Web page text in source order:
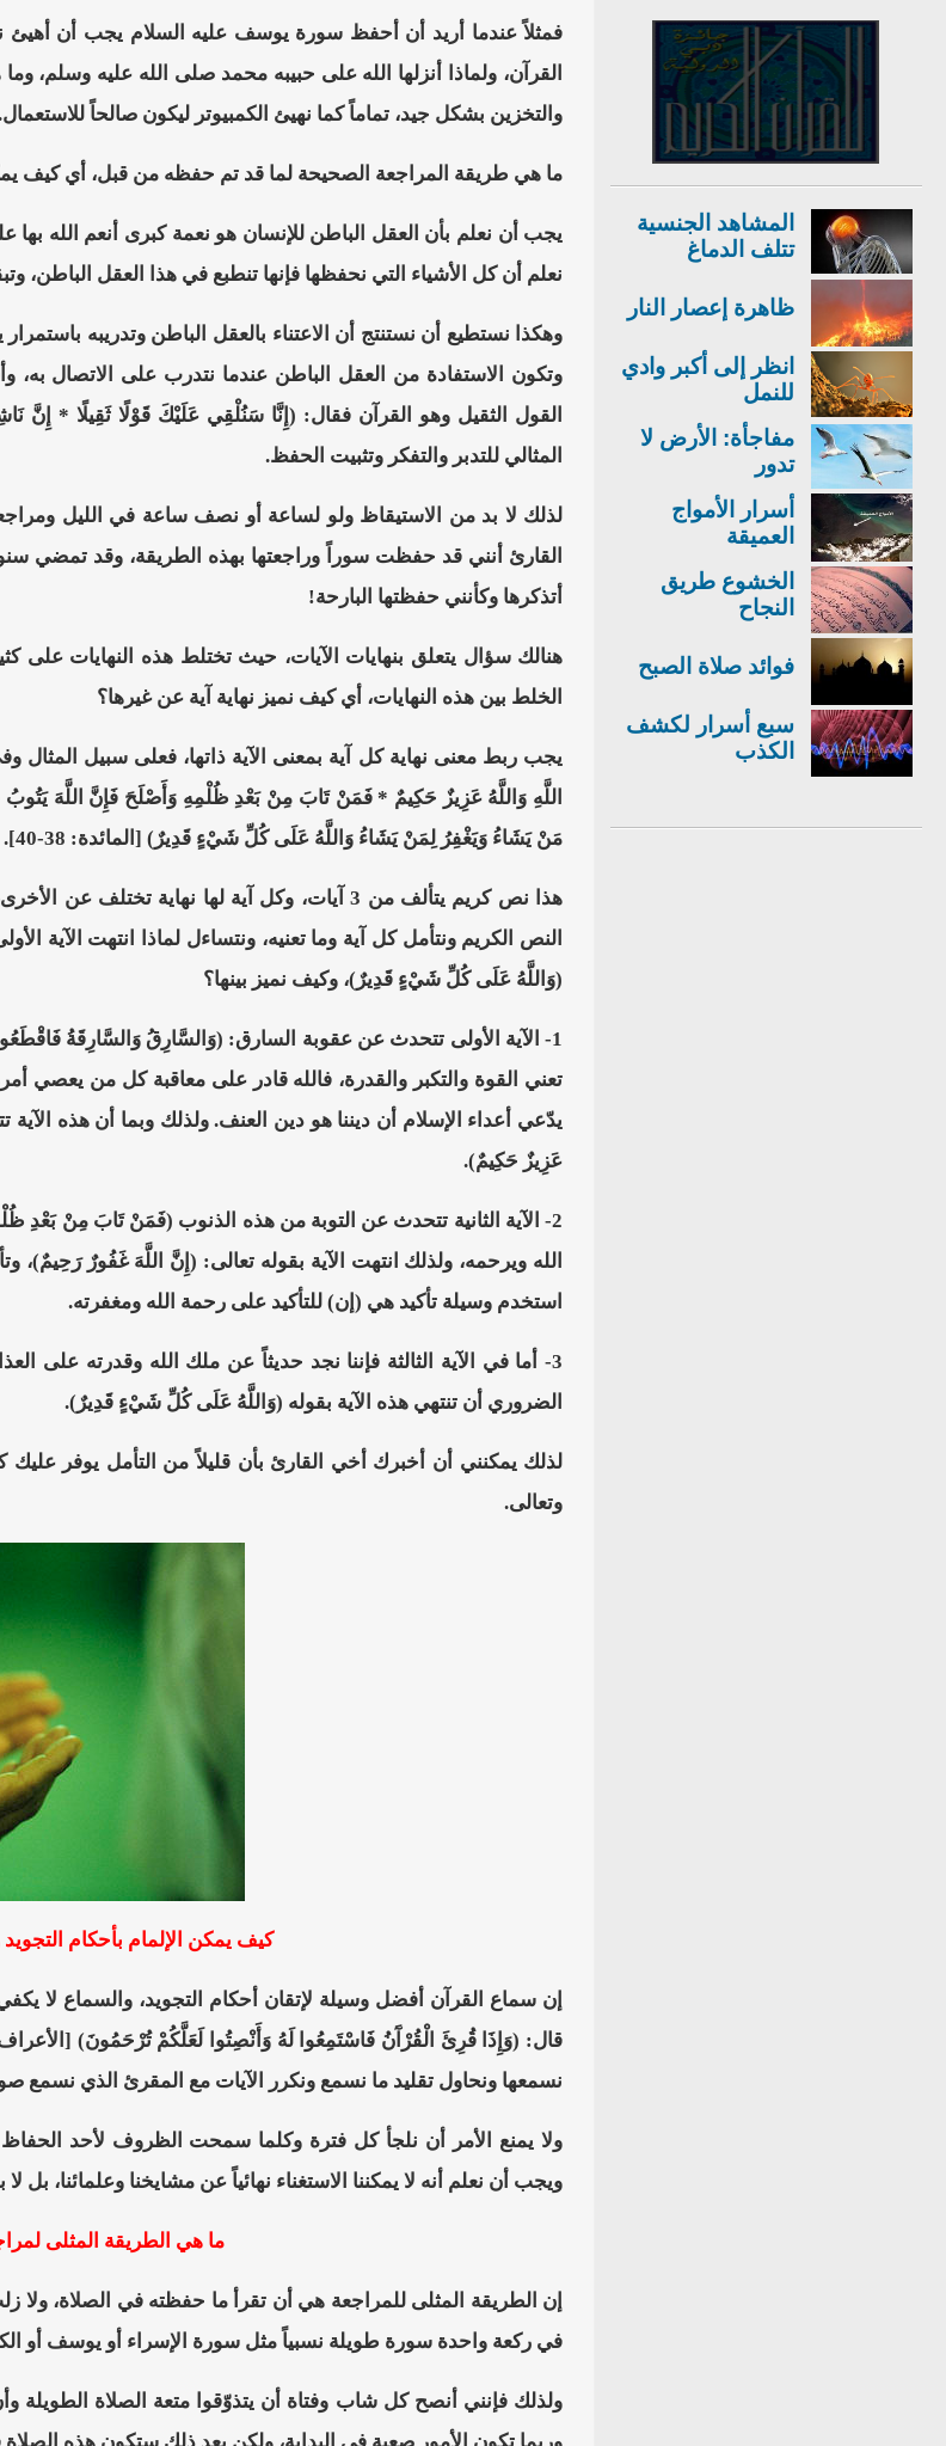
فمثلاً عندما أريد أن أحفظ سورة يوسف عليه السلام يجب أن
القرآن، ولماذا أنزلها الله على حبيبه محمد صلى الله عليه وسلم،
والتخزين بشكل جيد، تماماً كما نهيئ الكمبيوتر ليكون صالحاً
ما هي طريقة المراجعة الصحيحة لما قد تم حفظه من قبل، أي كيف
يجب أن نعلم بأن العقل الباطن للإنسان هو نعمة كبرى أنعم الله
نعلم أن كل الأشياء التي نحفظها فإنها تنطبع في هذا العقل الباطن،
وهكذا نستطيع أن نستنتج أن الاعتناء بالعقل الباطن وتدريبه
وتكون الاستفادة من العقل الباطن عندما نتدرب على الاتصال به،
المثالي للتدبر والتفكر وتثبيت الحفظ.
لذلك لا بد من الاستيقاظ ولو لساعة أو نصف ساعة في الليل
القارئ أنني قد حفظت سوراً وراجعتها بهذه الطريقة، وقد تمضي
أتذكرها وكأنني حفظتها البارحة!
هنالك سؤال يتعلق بنهايات الآيات، حيث تختلط هذه النهايات
الخلط بين هذه النهايات، أي كيف نميز نهاية آية عن غيرها؟
يجب ربط معنى نهاية كل آية بمعنى الآية ذاتها، فعلى سبيل المثال
اللَّهِ وَاللَّهُ عَزِيزٌ حَكِيمٌ * فَمَنْ تَابَ مِنْ بَعْدِ ظُلْمِهِ وَأَصْلَحَ فَإِنَّ اللَّهَ
مَنْ يَشَاءُ وَيَغْفِرُ لِمَنْ يَشَاءُ وَاللَّهُ عَلَى كُلِّ شَيْءٍ قَدِيرٌ) [المائدة: 38-40].
هذا نص كريم يتألف من 3 آيات، وكل آية لها
النص الكريم ونتأمل كل آية وما تعنيه، ونتساءل لماذا انتهت الآية
(وَاللَّهُ عَلَى كُلِّ شَيْءٍ قَدِيرٌ)، وكيف نميز بينها؟
1- الآية الأولى تتحدث عن عقوبة السارق: (وَالسَّارِقُ وَالسَّارِقَةُ
تعني القوة والتكبر والقدرة، فالله قادر على معاقبة كل من يعصي
يدّعي أعداء الإسلام أن ديننا هو دين العنف. ولذلك وبما أن هذه
عَزِيزٌ حَكِيمٌ).
2- الآية الثانية تتحدث عن التوبة من هذه الذنوب (فَمَنْ تَابَ مِنْ
الله ويرحمه، ولذلك انتهت الآية بقوله تعالى: (إِنَّ اللَّهَ غَفُورٌ
استخدم وسيلة تأكيد هي (إن) للتأكيد على رحمة الله ومغفرته.
3- أما في الآية الثالثة فإننا نجد حديثاً عن ملك الله وقدرته
الضروري أن تنتهي هذه الآية بقوله (وَاللَّهُ عَلَى كُلِّ شَيْءٍ قَدِيرٌ).
لذلك يمكنني أن أخبرك أخي القارئ بأن قليلاً من التأمل يوفر
وتعالى.
كيف يمكن الإلمام بأحكام
إن سماع القرآن أفضل وسيلة لإتقان أحكام التجويد، والسماع لا
نسمعها ونحاول تقليد ما نسمع ونكرر الآيات مع المقرئ الذي نسمع
ولا يمنع الأمر أن نلجأ كل فترة وكلما سمحت الظروف لأحد الحفاظ
ويجب أن نعلم أنه لا يمكننا الاستغناء نهائياً عن مشايخنا وعلمائنا،
ما هي الطريقة المثلى
إن الطريقة المثلى للمراجعة هي أن تقرأ ما حفظته في الصلاة، ولا
في ركعة واحدة سورة طويلة نسبياً مثل سورة الإسراء أو يوسف أو
ولذلك فإنني أنصح كل شاب وفتاة أن يتذوّقوا متعة الصلاة الطويلة
المشاهد الجنسية
تتلف الدماغ
ظاهرة إعصار النار
انظر إلى أكبر وادي
للنمل
مفاجأة: الأرض لا
تدور
أسرار الأمواج
العميقة
الخشوع طريق
النجاح
فوائد صلاة الصبح
سبع أسرار لكشف
الكذب